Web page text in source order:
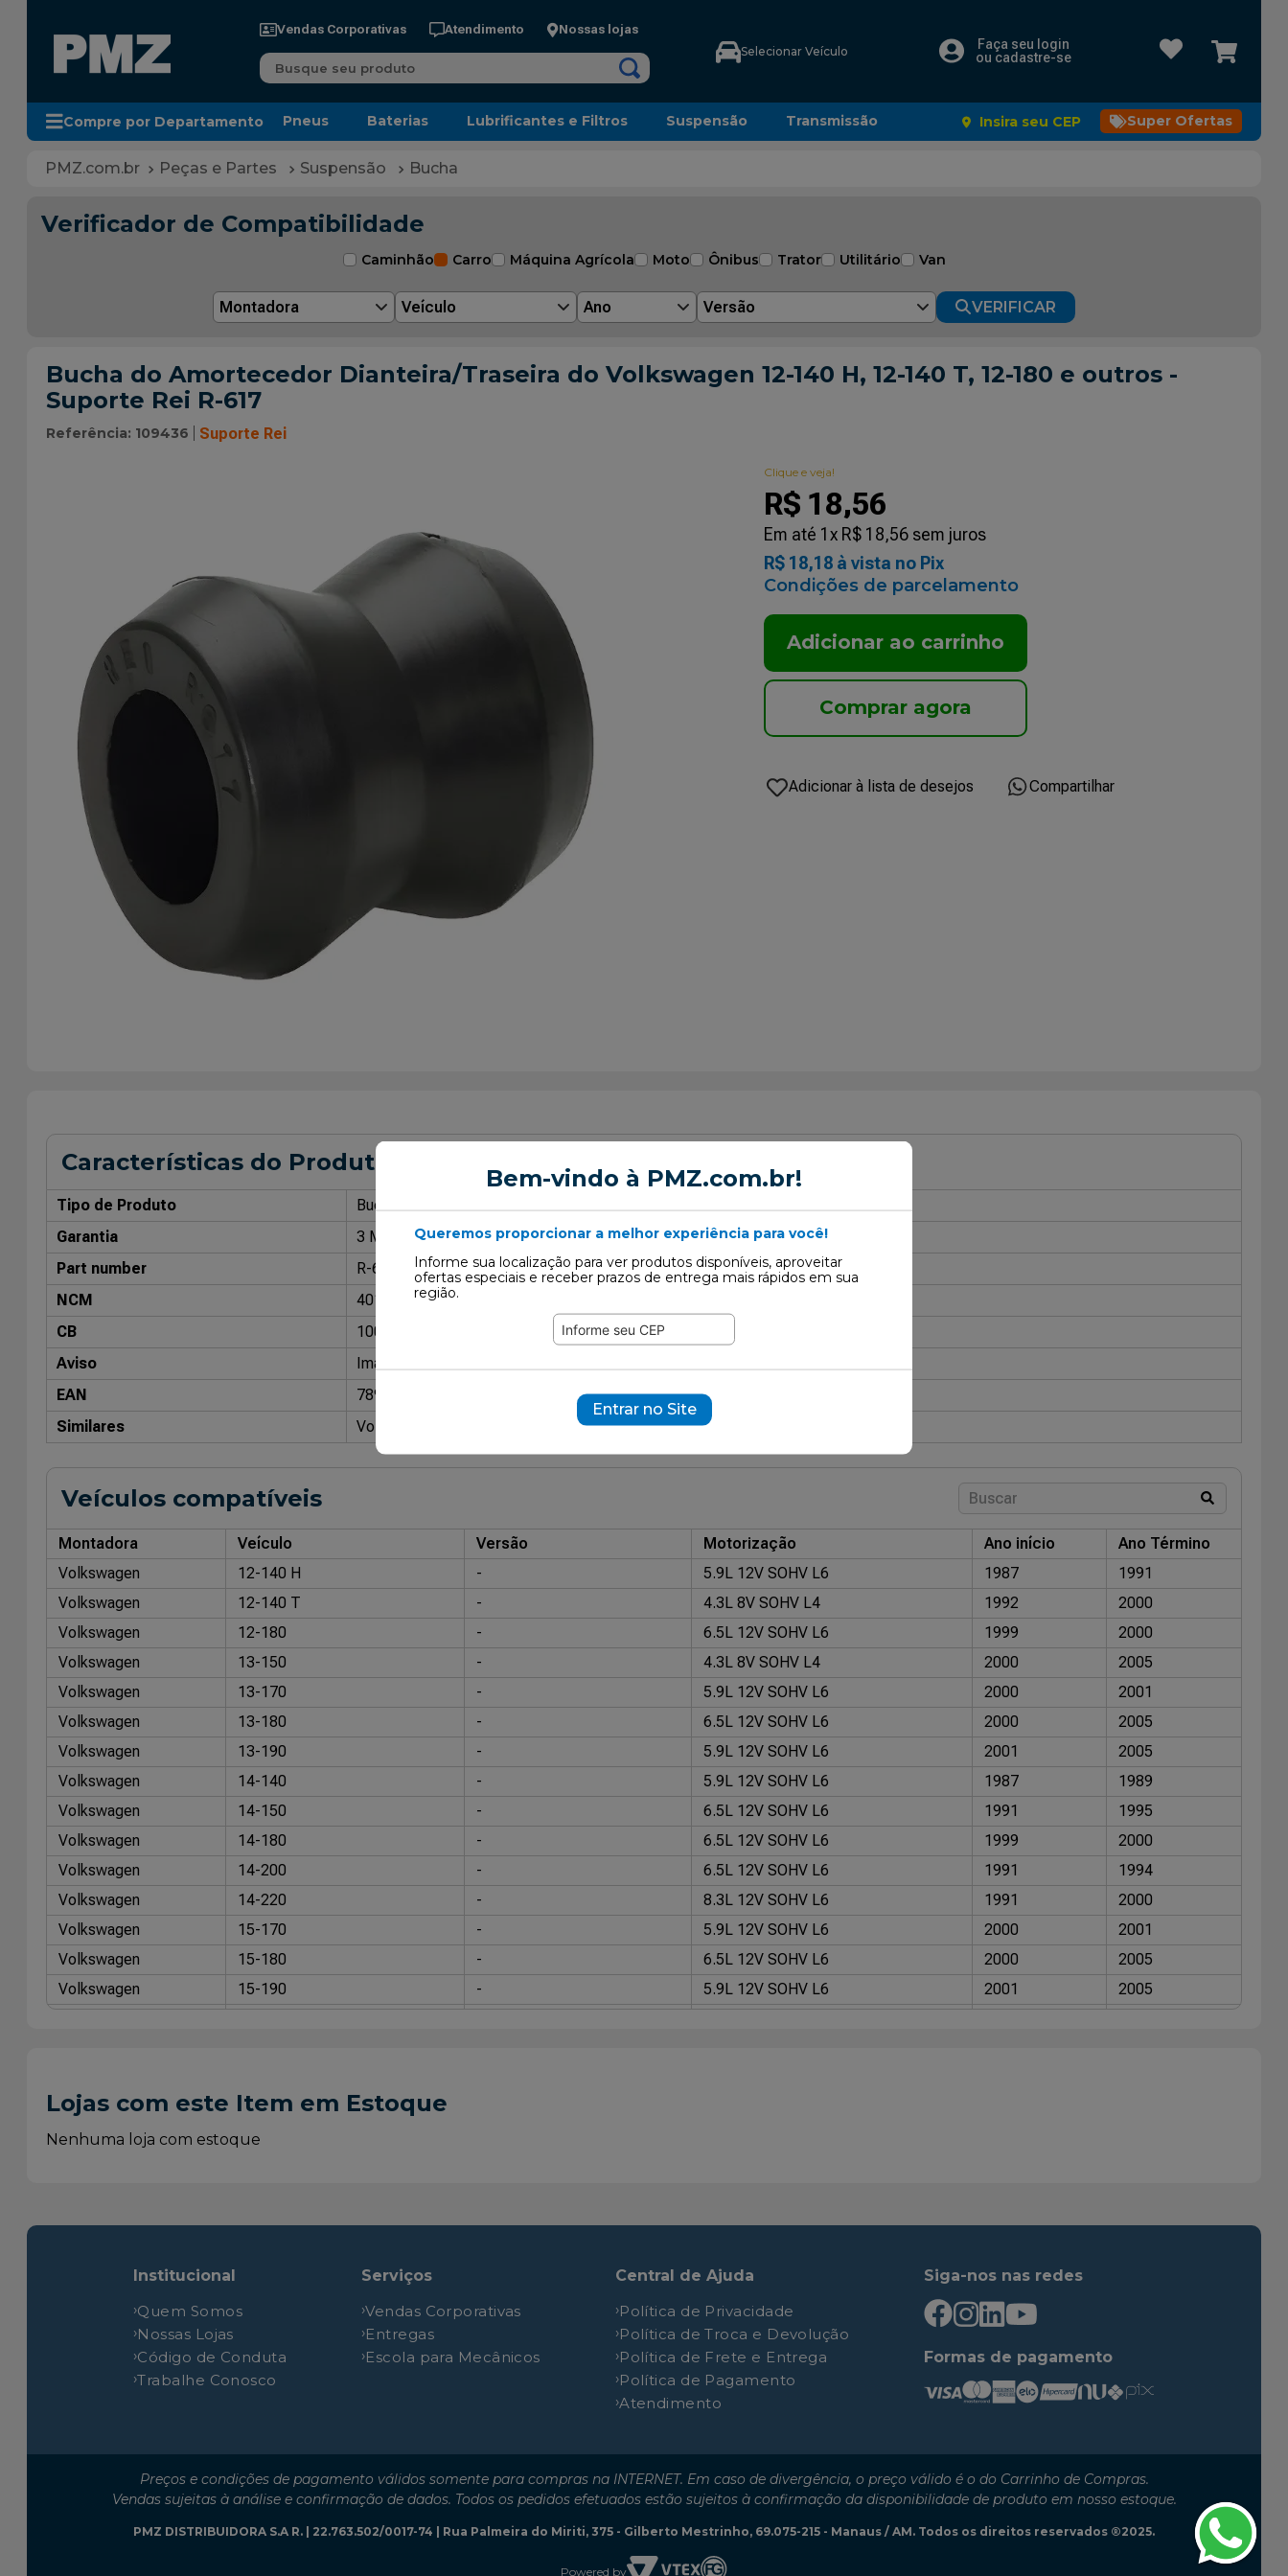
Bem-vindo à PMZ.com.br!
Queremos proporcionar a melhor experiência para você!
Informe sua localização para ver produtos disponíveis, aproveitar
ofertas especiais e receber prazos de entrega mais rápidos em sua
região.
Entrar no Site
Vendas Corporativas Atendimento Nossas lojas
Busque seu produto Selecionar Veículo
Faça seu login
ou cadastre-se
Compre por Departamento Pneus Baterias Lubrificantes e Filtros Suspensão Transmissão Insira seu CEP Super Ofertas
Peças e Partes Suspensão Bucha
Verificador de Compatibilidade
Caminhão Carro Máquina Agrícola Moto Ônibus Trator Utilitário Van
Montadora Veículo Ano Versão VERIFICAR
Bucha do Amortecedor Dianteira/Traseira do Volkswagen 12-140 H, 12-140 T, 12-180 e outros -
Suporte Rei R-617
Referência: 109436 Suporte Rei
Clique e veja!
R$ 18,56
Em até 1 x R$ 18,56sem juros
R$ 18,18à vista no Pix
Condições de parcelamento
Adicionar ao carrinho
Compartilhar
Características do Produto
Tipo de Produto
Bucha do Amortecedor
Garantia
3 Meses
Part number
R-617
NCM
40169300
CB
10050000646
Aviso
Imagens meramente ilustrativas.
EAN
7898215795612
Similares
Volkswagen Original: TJG.413.435Volvo Original: 6.882.394
Veículos compatíveis
Montadora Veículo Versão Motorização Ano início
Ano Término
Volkswagen
12-140 H - 5.9L 12V SOHV L6 1987
1991
Volkswagen
12-140 T - 4.3L 8V SOHV L4 1992
2000
Volkswagen
12-180 - 6.5L 12V SOHV L6 1999
2000
Volkswagen
13-150 - 4.3L 8V SOHV L4 2000
2005
Volkswagen
13-170 - 5.9L 12V SOHV L6 2000
2001
Volkswagen
13-180 - 6.5L 12V SOHV L6 2000
2005
Volkswagen
13-190 - 5.9L 12V SOHV L6 2001
2005
Volkswagen
14-140 - 5.9L 12V SOHV L6 1987
1989
Volkswagen
14-150 - 6.5L 12V SOHV L6 1991
1995
Volkswagen
14-180 - 6.5L 12V SOHV L6 1999
2000
Volkswagen
14-200 - 6.5L 12V SOHV L6 1991
1994
Volkswagen
14-220 - 8.3L 12V SOHV L6 1991
2000
Volkswagen
15-170 - 5.9L 12V SOHV L6 2000
2001
Volkswagen
15-180 - 6.5L 12V SOHV L6 2000
2005
Volkswagen
15-190 - 5.9L 12V SOHV L6 2001
2005
Volkswagen
16-210 H
Volkswagen
16-220
Volkswagen
16.210 CO - 6.5L 12V SOHV L6 1997
2001
Volkswagen
6.5L 12V SOHV L6 2000
Volkswagen
17-220 - 8.3L 12V SOHV L6 2000
Volkswagen
8.3L 12V SOHV L6
Volkswagen
17-310 8.3L 12V SOHV L6
7.2L 12V SOHV L6 2004
2006
Volkswagen
22-140 - 5.2L 16V SOHC V8 1986
1987
Volkswagen
22-140 - 5.9L 12V SOHV L6 1987
1989
5.2L 16V SOHC V8
Lojas com este Item em Estoque
Nenhuma loja com estoque
Institucional
Quem Somos
Nossas Lojas
Código de Conduta
Trabalhe Conosco
Serviços
Vendas Corporativas
Entregas
Escola para Mecânicos
Central de Ajuda
Política de Privacidade
Política de Troca e Devolução
Política de Frete e Entrega
Política de Pagamento
Atendimento
Siga-nos nas redes
Formas de pagamento
Preços e condições de pagamento válidos somente para compras na INTERNET. Em caso de divergência, o preço válido é o do Carrinho de Compras.
Vendas sujeitas à análise e confirmação de dados. Todos os pedidos efetuados estão sujeitos à confirmação da disponibilidade de produto em nosso estoque.
PMZ DISTRIBUIDORA S.A R. | 22.763.502/0017-74 | Rua Palmeira do Miriti, 375 - Gilberto Mestrinho, 69.075-215 - Manaus / AM. Todos os direitos reservados ®2025.
Powered by